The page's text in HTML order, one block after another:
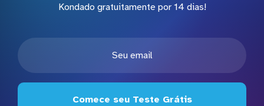
Kondado gratuitamente por 14 dias!
Comece seu Teste Grátis